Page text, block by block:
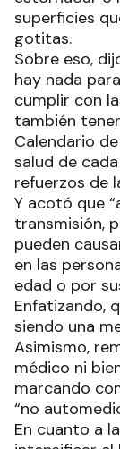
superficies
gotitas.
Sobre eso,
hay nada
cumplir con
también
Calendario
salud de
refuerzos de
Y acotó que
transmisión,
pueden
en las
edad o por
Enfatizando,
siendo una
Asimismo,
médico ni
marcando
“no
En cuanto a